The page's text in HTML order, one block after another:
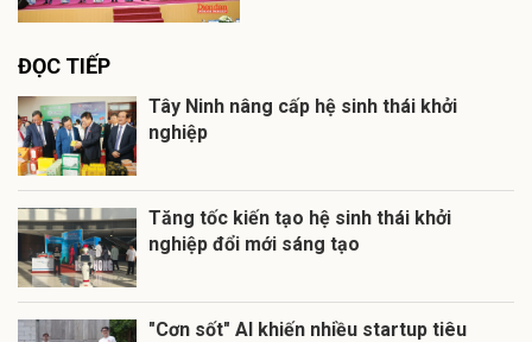
ĐỌC TIẾP
Tây Ninh nâng cấp hệ sinh thái khởi
nghiệp
Tăng tốc kiến tạo hệ sinh thái khởi
nghiệp đổi mới sáng tạo
"Cơn sốt" AI khiến nhiều startup tiêu